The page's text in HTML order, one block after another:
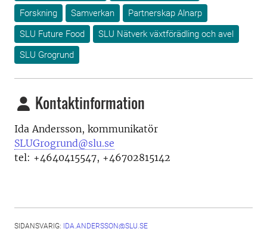
Forskning
Samverkan
Partnerskap Alnarp
SLU Future Food
SLU Nätverk växtförädling och avel
SLU Grogrund
Kontaktinformation
Ida Andersson, kommunikatör
SLUGrogrund@slu.se
tel: +4640415547, +46702815142
SIDANSVARIG: IDA.ANDERSSON@SLU.SE